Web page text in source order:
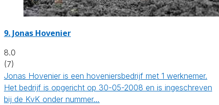
9. Jonas Hovenier
8.0
(7)
Jonas Hovenier is een hoveniersbedrijf met 1 werknemer.
Het bedrijf is opgericht op 30-05-2008 en is ingeschreven
bij de KvK onder nummer…